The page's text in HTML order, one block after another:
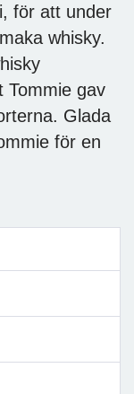
för att under
whisky.
Tommie gav
Glada
för en